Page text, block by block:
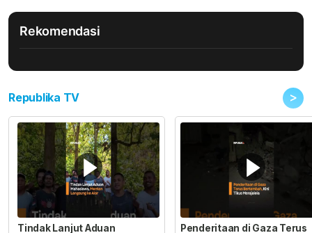
Rekomendasi
Republika TV >
Tindak Lanjut Aduan
Penderitaan di Gaza Terus